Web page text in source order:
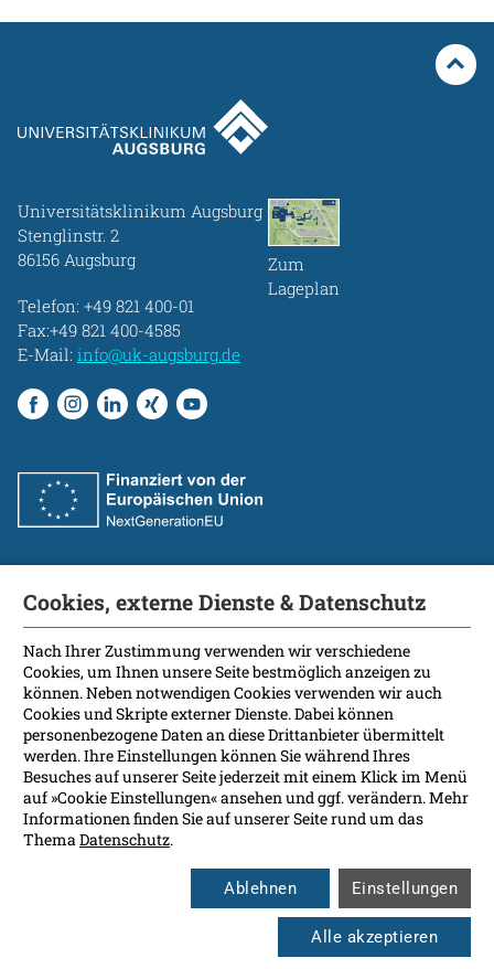
Universitätsklinikum Augsburg
Stenglinstr. 2
86156 Augsburg
Telefon: +49 821 400-01
Fax:+49 821 400-4585
E-Mail: info@uk-augsburg.de
Zum
Lageplan
Fakultät
International Patients
Kontakt
Presse
Soziale Medien
Barrierefreiheit
Datenschutz
Impressum
Cookies, externe Dienste & Datenschutz
Nach Ihrer Zustimmung verwenden wir verschiedene
Cookies, um Ihnen unsere Seite bestmöglich anzeigen zu
können. Neben notwendigen Cookies verwenden wir auch
Cookies und Skripte externer Dienste. Dabei können
personenbezogene Daten an diese Drittanbieter übermittelt
werden. Ihre Einstellungen können Sie während Ihres
Besuches auf unserer Seite jederzeit mit einem Klick im Menü
auf »Cookie Einstellungen« ansehen und ggf. verändern. Mehr
Informationen finden Sie auf unserer Seite rund um das
ThemaDatenschutz.
Ablehnen Einstellungen
Alle akzeptieren